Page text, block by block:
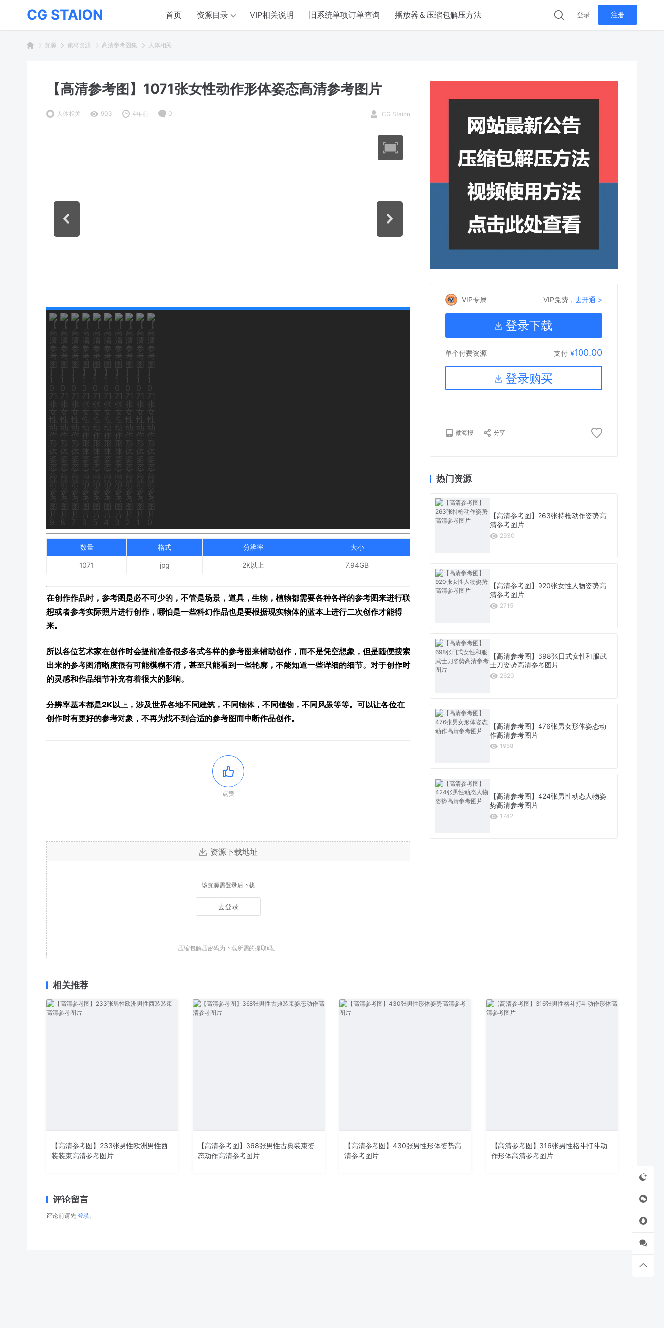
CG STAION 首页 资源目录 VIP相关说明 旧系统单项订单查询 播放器＆压缩包解压方法 登录 注册
资源 素材资源 高清参考图集 人体相关
【高清参考图】1071张女性动作形体姿态高清参考图片
人体相关 903 4年前 0 CG Staion
数量 格式 分辨率 大小
1071 jpg 2K以上 7.94GB
在创作作品时，参考图是必不可少的，不管是场景，道具，生物，植物都需要各种各样的参考图来进行联
想或者参考实际照片进行创作，哪怕是一些科幻作品也是要根据现实物体的蓝本上进行二次创作才能得
来。
所以各位艺术家在创作时会提前准备很多各式各样的参考图来辅助创作，而不是凭空想象，但是随便搜索
出来的参考图清晰度很有可能模糊不清，甚至只能看到一些轮廓，不能知道一些详细的细节。对于创作时
的灵感和作品细节补充有着很大的影响。
分辨率基本都是2K以上，涉及世界各地不同建筑，不同物体，不同植物，不同风景等等。可以让各位在
创作时有更好的参考对象，不再为找不到合适的参考图而中断作品创作。
点赞
资源下载地址
该资源需登录后下载
去登录
压缩包解压密码为下载所需的提取码。
VIP专属 VIP免费，去开通 >
登录下载
单个付费资源 支付 ¥100.00
登录购买
微海报 分享
热门资源
【高清参考图】263张持枪动作姿势高
清参考图片
2930
【高清参考图】920张女性人物姿势高
清参考图片
2715
【高清参考图】698张日式女性和服武
士刀姿势高清参考图片
2620
【高清参考图】476张男女形体姿态动
作高清参考图片
1958
【高清参考图】424张男性动态人物姿
势高清参考图片
1742
相关推荐
【高清参考图】233张男性欧洲男性西
装装束高清参考图片
【高清参考图】368张男性古典装束姿
态动作高清参考图片
【高清参考图】430张男性形体姿势高
清参考图片
【高清参考图】316张男性格斗打斗动
作形体高清参考图片
评论留言
评论前请先 登录。